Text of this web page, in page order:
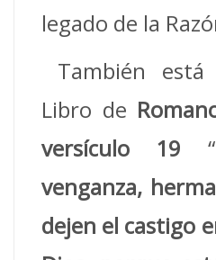
legado de la
También
Libro de
versículo 19
venganza,
dejen el castigo